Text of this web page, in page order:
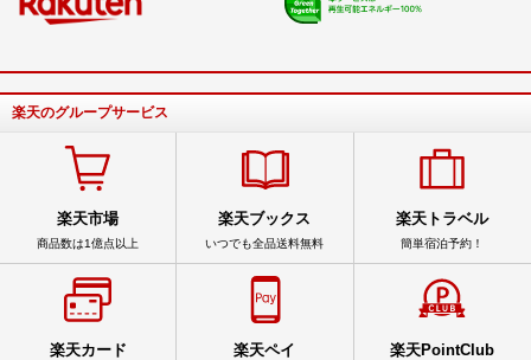
楽天のグループサービス
楽天市場
商品数は1億点以上
楽天ブックス
いつでも全品送料無料
楽天トラベル
簡単宿泊予約！
楽天カード 楽天ペイ 楽天PointClub